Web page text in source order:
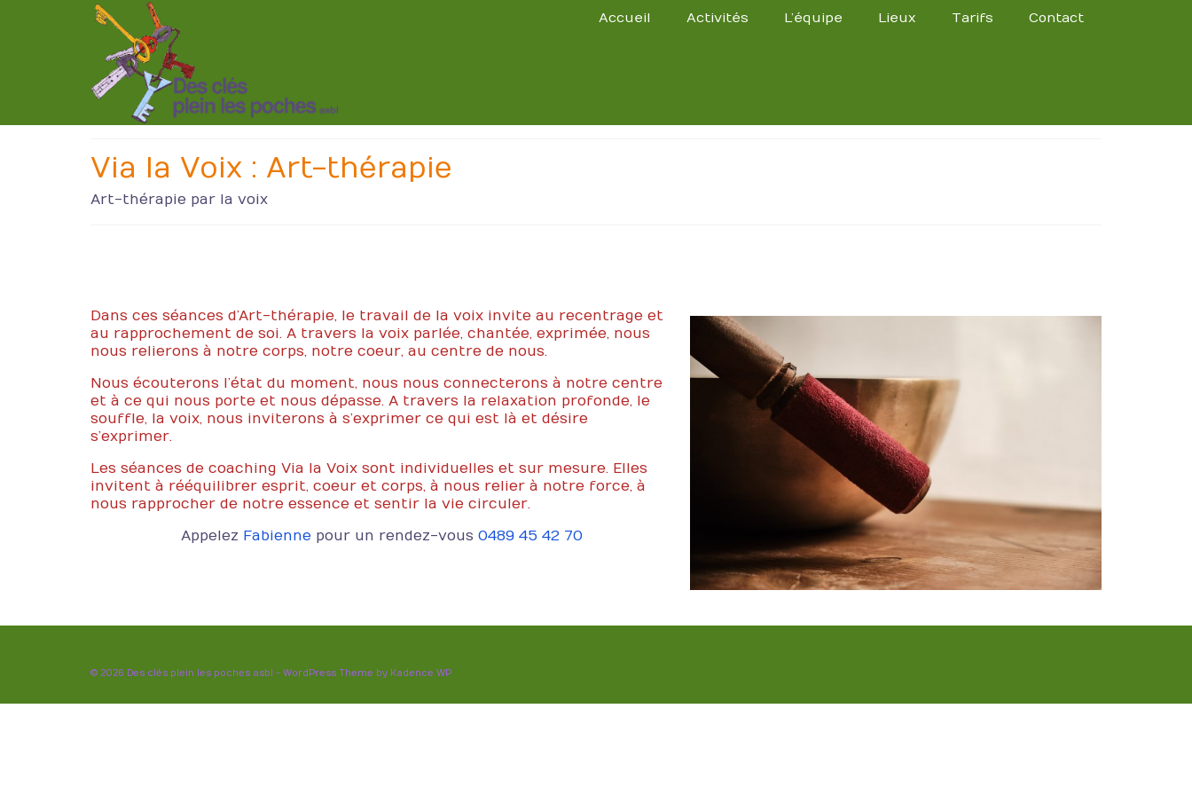
Accueil Activités L’équipe Lieux Tarifs Contact
Via la Voix : Art-thérapie
Art-thérapie par la voix
Dans ces séances d’Art-thérapie, le travail de la voix invite au recentrage et
au rapprochement de soi. A travers la voix parlée, chantée, exprimée, nous
nous relierons à notre corps, notre coeur, au centre de nous.
Nous écouterons l’état du moment, nous nous connecterons à notre centre
et à ce qui nous porte et nous dépasse. A travers la relaxation profonde, le
souffle, la voix, nous inviterons à s’exprimer ce qui est là et désire
s’exprimer.
Les séances de coaching Via la Voix sont individuelles et sur mesure. Elles
invitent à rééquilibrer esprit, coeur et corps, à nous relier à notre force, à
nous rapprocher de notre essence et sentir la vie circuler.
Appelez Fabiennepour un rendez-vous 0489 45 42 70
© 2026 Des clés plein les poches asbl - WordPress Theme by Kadence WP